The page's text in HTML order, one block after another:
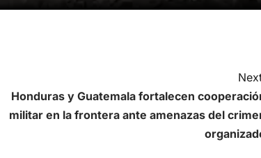
Honduras y Guatemala fortalecen
militar en la frontera ante amenazas del